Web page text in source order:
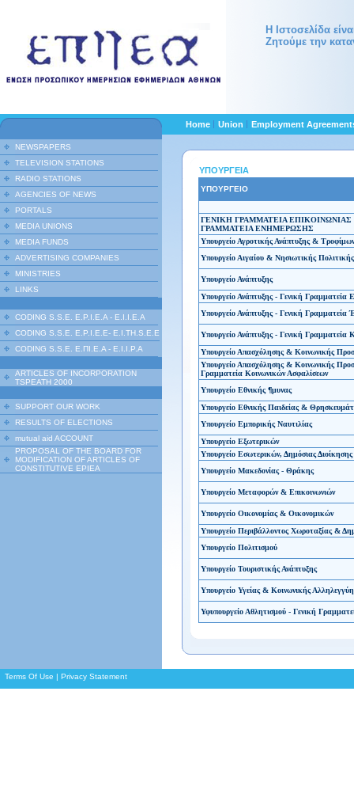
Η Ιστοσελίδα
Ζητούμε την
NEWSPAPERS
TELEVISION STATIONS
RADIO STATIONS
AGENCIES OF NEWS
PORTALS
MEDIA UNIONS
MEDIA FUNDS
ADVERTISING COMPANIES
MINISTRIES
LINKS
CODING S.S.E. E.P.I.E.A - E.I.I.E.A
CODING S.S.E. E.P.I.E.E- E.I.TH.S.E.E
CODING S.S.E. Ε.ΠΙ.Ε.Α - Ε.Ι.Ι.P.A
ARTICLES OF INCORPORATION
TSPEATH 2000
SUPPORT OUR WORK
RESULTS OF ELECTIONS
mutual aid ACCOUNT
PROPOSAL OF THE BOARD FOR
MODIFICATION OF ARTICLES OF
CONSTITUTIVE EPIEA
Home Union Employment
ΥΠΟΥΡΓΕΙΑ
ΥΠΟΥΡΓΕΙΟ
ΓΕΝΙΚΗ ΓΡΑΜΜΑΤΕΙΑ ΕΠΙΚΟΙΝΩΝΙΑΣ
ΓΡΑΜΜΑΤΕΙΑ ΕΝΗΜΕΡΩΣΗΣ
Υπουργείο Αγροτικής Ανάπτυξης & Τροφίμων
Υπουργείο Αιγαίου & Νησιωτικής Πολιτικής
Υπουργείο Ανάπτυξης
Υπουργείο Ανάπτυξης - Γενική Γραμματεία
Υπουργείο Ανάπτυξης - Γενική Γραμματεία
Υπουργείο Ανάπτυξης - Γενική Γραμματεία
Υπουργείο Απασχόλησης & Κοινωνικής
Υπουργείο Απασχόλησης & Κοινωνικής
Γραμματεία Κοινωνικών Ασφαλίσεων
Υπουργείο Εθνικής ¶μυνας
Υπουργείο Εθνικής Παιδείας &
Υπουργείο Εμπορικής Ναυτιλίας
Υπουργείο Εξωτερικών
Υπουργείο Εσωτερικών, Δημόσιας
Υπουργείο Μακεδονίας - Θράκης
Υπουργείο Μεταφορών & Επικοινωνιών
Υπουργείο Οικονομίας & Οικονομικών
Υπουργείο Περιβάλλοντος Χωροταξίας &
Υπουργείο Πολιτισμού
Υπουργείο Τουριστικής Ανάπτυξης
Υπουργείο Υγείας & Κοινωνικής
Υφυπουργείο Αθλητισμού - Γενική
Terms Of Use | Privacy Statement